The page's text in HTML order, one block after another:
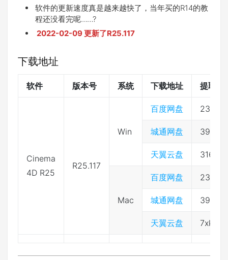
软件的更新速度真是越来越快了，当年买的R14的教
程还没看完呢……?
2022-02-09 更新了R25.117
下载地址
软件 版本号 系统 下载地址 提取码
Cinema
4D R25
R25.117
Win
百度网盘 2333
城通网盘
天翼云盘 316g
Mac
百度网盘 2333
城通网盘
天翼云盘 7xk1